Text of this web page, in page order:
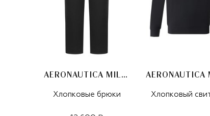
AERONAUTICA MILITARE
Хлопковые брюки Хлопковый